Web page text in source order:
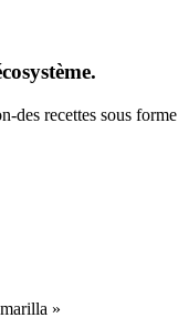
des recettes sous forme
»